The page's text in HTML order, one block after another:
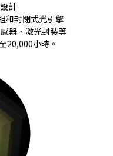
計
和封閉式光引擎
器、激光封裝等
20,000小時。